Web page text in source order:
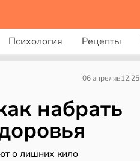
Психология Рецепты
06 апреляв12:25
набрать
о лишних кило